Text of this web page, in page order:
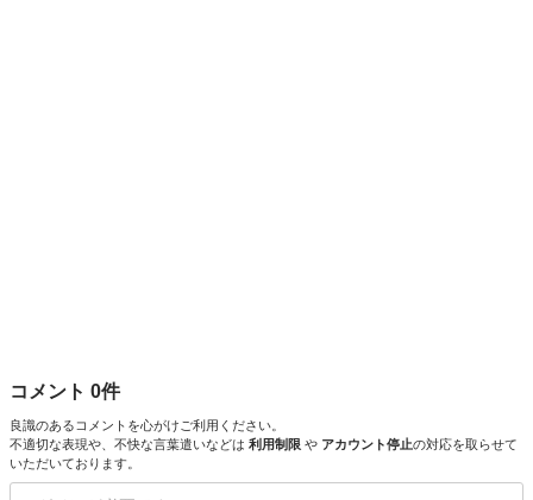
コメント 0件
良識のあるコメントを心がけご利用ください。
不適切な表現や、不快な言葉遣いなどは 利用制限 や アカウント停止の対応を取らせて
いただいております。